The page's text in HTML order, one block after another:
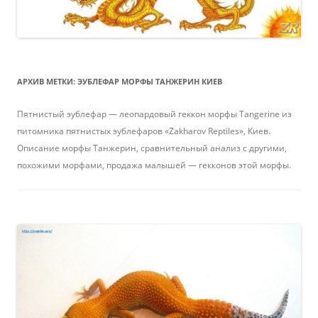
АРХИВ МЕТКИ: ЭУБЛЕФАР МОРФЫ ТАНЖЕРИН КИЕВ
Пятнистый эублефар — леопардовый геккон морфы Tangerine из
питомника пятнистых эублефаров «Zakharov Reptiles», Киев.
Описание морфы Танжерин, сравнительный анализ с другими,
похожими морфами, продажа малышей — гекконов этой морфы.